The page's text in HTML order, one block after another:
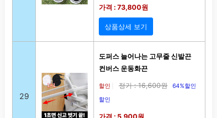
가격 : 73,800원
상품상세 보기
29
도퍼스 늘어나는 고무줄 신발끈
컨버스 운동화끈
할인 정가 : 16,600원
64%할인
할인
가격 : 5,900원